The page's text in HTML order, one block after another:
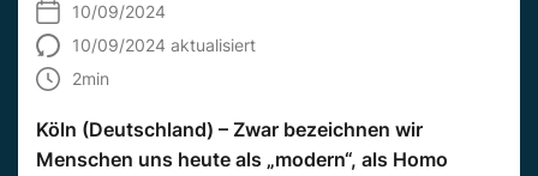
10/09/2024
10/09/2024 aktualisiert
2min
Köln (Deutschland) – Zwar bezeichnen wir
Menschen uns heute als „modern“, als Homo